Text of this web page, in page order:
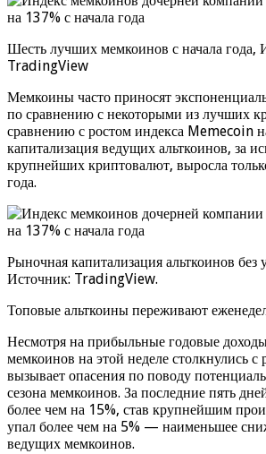
Шесть лучших мемкоинов с начала года,
TradingView
Мемкоины часто приносят
по сравнению с некоторыми из лучших
сравнению с ростом индекса Memecoin
капитализация ведущих альткоинов, за
крупнейших криптовалют, выросла
года.
Рыночная капитализация альткоинов без
Источник: TradingView.
Топовые альткоины переживают
Несмотря на прибыльные годовые
мемкоинов на этой неделе столкнулись с
вызывает опасения по поводу
сезона мемкоинов. За последние пять
более чем на 15%, став крупнейшим
упал более чем на 5% — наименьшее
ведущих мемкоинов.